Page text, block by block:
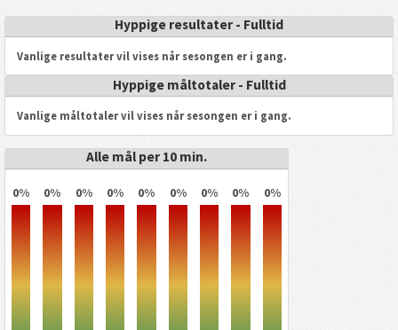
Hyppige resultater - Fulltid
Vanlige resultater vil vises når sesongen er i gang.
Hyppige måltotaler - Fulltid
Vanlige måltotaler vil vises når sesongen er i gang.
Alle mål per 10 min.
0% 0% 0% 0% 0% 0% 0% 0% 0%